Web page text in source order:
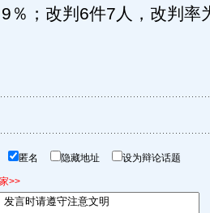
％；改判6件7人，改判率
匿名 隐藏地址 设为辩论话题
>>